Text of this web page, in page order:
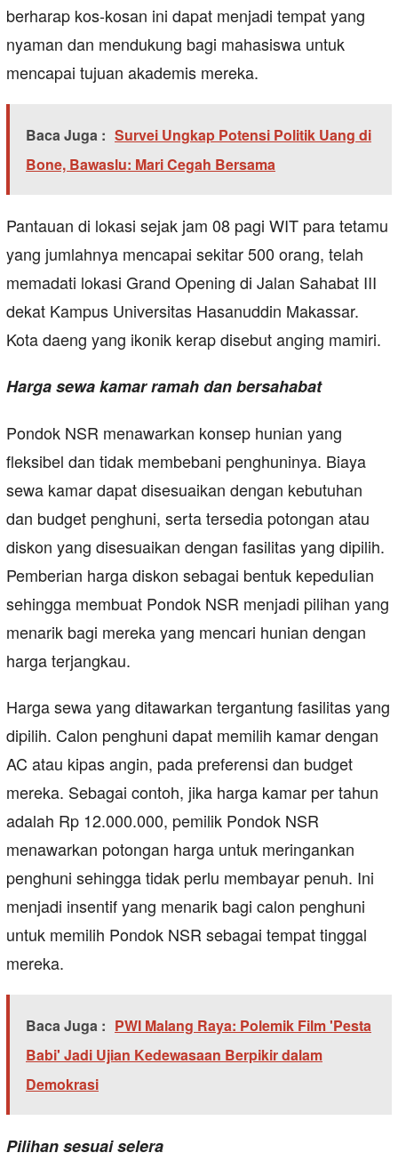
berharap kos-kosan ini dapat menjadi tempat yang
nyaman dan mendukung bagi mahasiswa untuk
mencapai tujuan akademis mereka.
Baca Juga : Survei Ungkap Potensi Politik Uang di
Bone, Bawaslu: Mari Cegah Bersama
Pantauan di lokasi sejak jam 08 pagi WIT para tetamu
yang jumlahnya mencapai sekitar 500 orang, telah
memadati lokasi Grand Opening di Jalan Sahabat III
dekat Kampus Universitas Hasanuddin Makassar.
Kota daeng yang ikonik kerap disebut anging mamiri.
Harga sewa kamar ramah dan bersahabat
Pondok NSR menawarkan konsep hunian yang
fleksibel dan tidak membebani penghuninya. Biaya
sewa kamar dapat disesuaikan dengan kebutuhan
dan budget penghuni, serta tersedia potongan atau
diskon yang disesuaikan dengan fasilitas yang dipilih.
Pemberian harga diskon sebagai bentuk kepeduIian
sehingga membuat Pondok NSR menjadi pilihan yang
menarik bagi mereka yang mencari hunian dengan
harga terjangkau.
Harga sewa yang ditawarkan tergantung fasilitas yang
dipilih. Calon penghuni dapat memilih kamar dengan
AC atau kipas angin, pada preferensi dan budget
mereka. Sebagai contoh, jika harga kamar per tahun
adalah Rp 12.000.000, pemilik Pondok NSR
menawarkan potongan harga untuk meringankan
penghuni sehingga tidak perlu membayar penuh. Ini
menjadi insentif yang menarik bagi calon penghuni
untuk memilih Pondok NSR sebagai tempat tinggal
mereka.
Baca Juga : PWI Malang Raya: Polemik Film 'Pesta
Babi' Jadi Ujian Kedewasaan Berpikir dalam
Demokrasi
Pilihan sesuai selera